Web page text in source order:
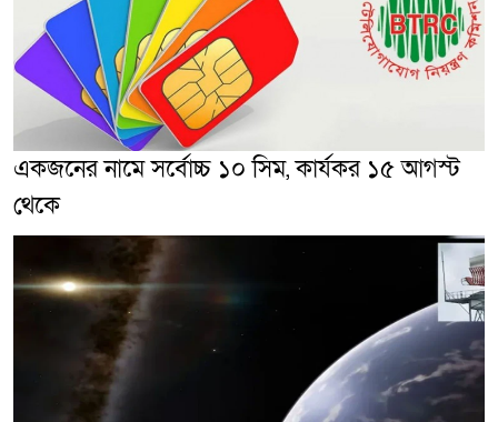
একজনের নামে সর্বোচ্চ ১০ সিম, কার্যকর ১৫ আগস্ট
থেকে